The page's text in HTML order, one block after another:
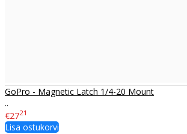
GoPro - Magnetic Latch 1/4-20 Mount
..
€2721
Lisa ostukorvi